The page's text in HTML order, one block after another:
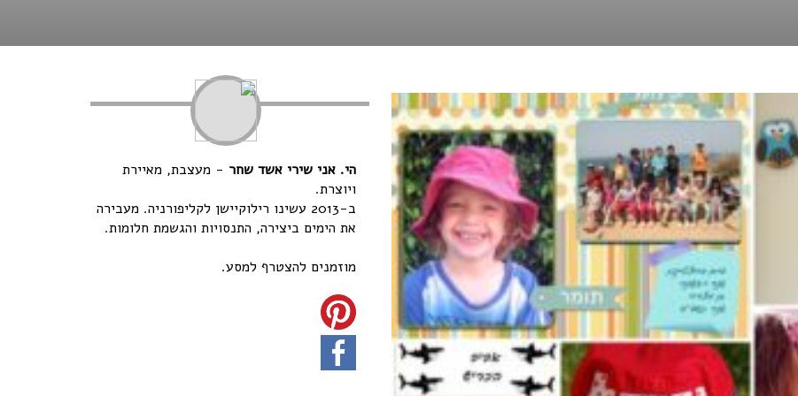
הי. אני שירי אשד שחר - מעצבת, מאיירת
ויוצרת.
ב-2013 עשינו רילוקיישן לקליפורניה. מעבירה
את הימים ביצירה, התנסויות והגשמת חלומות.
מוזמנים להצטרף למסע.